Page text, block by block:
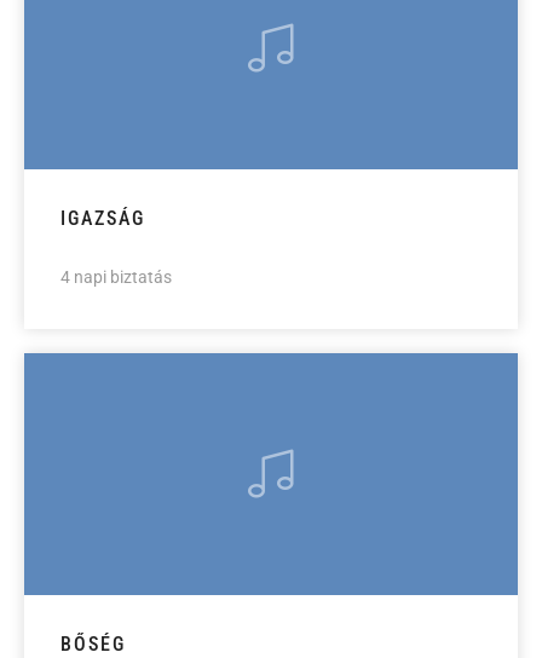
IGAZSÁG
4 napi biztatás
BŐSÉG